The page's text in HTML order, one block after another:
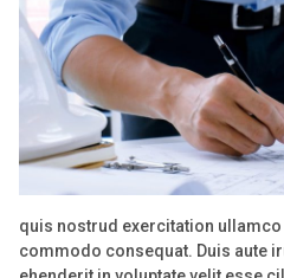
quis nostrud exercitation
commodo consequat. Duis aute